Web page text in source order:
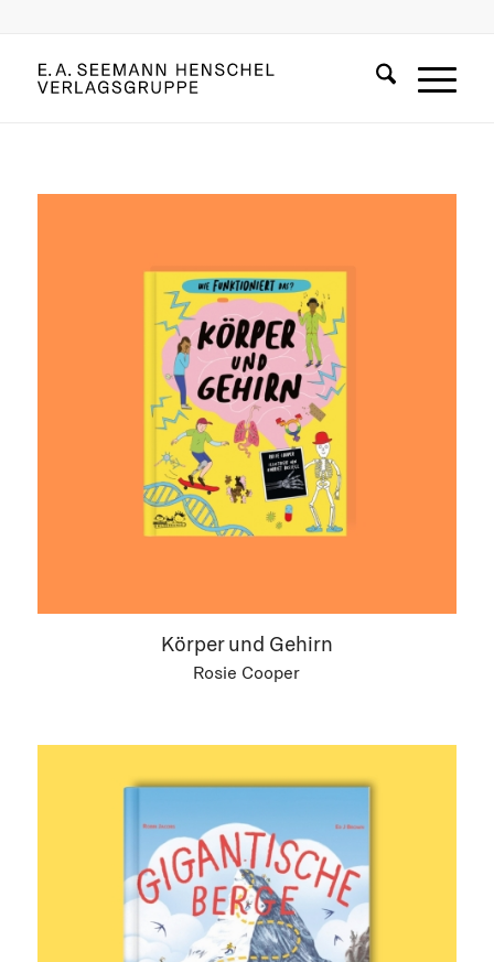
Körper und Gehirn
Rosie Cooper